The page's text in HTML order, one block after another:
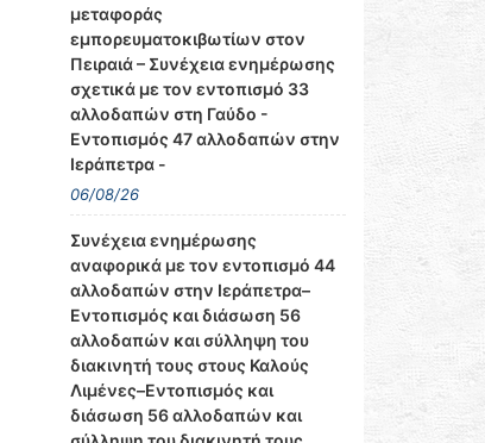
μεταφοράς
εμπορευματοκιβωτίων στον
Πειραιά – Συνέχεια ενημέρωσης
σχετικά με τον εντοπισμό 33
αλλοδαπών στη Γαύδο -
Εντοπισμός 47 αλλοδαπών στην
Ιεράπετρα -
06/08/26
Συνέχεια ενημέρωσης
αναφορικά με τον εντοπισμό 44
αλλοδαπών στην Ιεράπετρα–
Εντοπισμός και διάσωση 56
αλλοδαπών και σύλληψη του
διακινητή τους στους Καλούς
Λιμένες–Εντοπισμός και
διάσωση 56 αλλοδαπών και